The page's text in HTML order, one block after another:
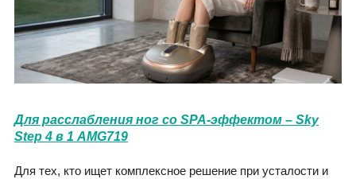
Для расслабления ног со SPA-эффектом – Sky
Step 4 в 1 AMG719
Для тех, кто ищет комплексное решение при усталости и